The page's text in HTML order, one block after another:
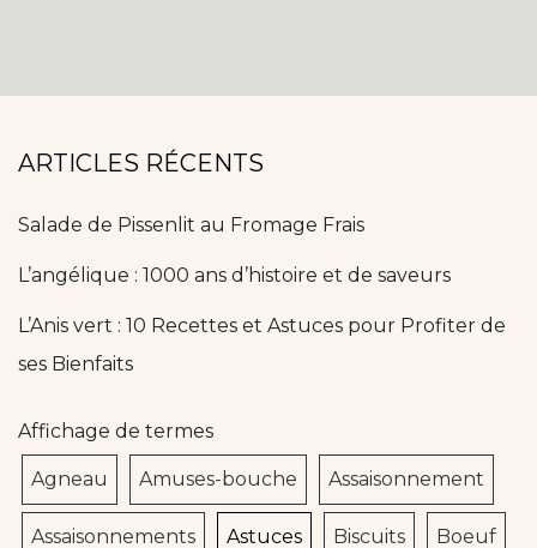
ARTICLES RÉCENTS
Salade de Pissenlit au Fromage Frais
L’angélique : 1000 ans d’histoire et de saveurs
L’Anis vert : 10 Recettes et Astuces pour Profiter de
ses Bienfaits
Affichage de termes
Agneau Amuses-bouche Assaisonnement
Assaisonnements Astuces Biscuits Boeuf